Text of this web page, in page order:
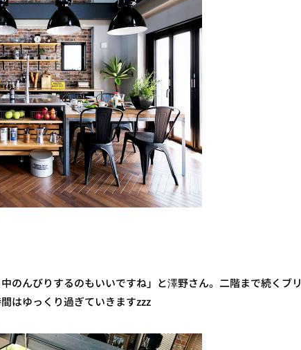
のんびりするのもいいですね」と澤野さん。二階まで続くブリ
はゆっくり過ぎていきますzzz